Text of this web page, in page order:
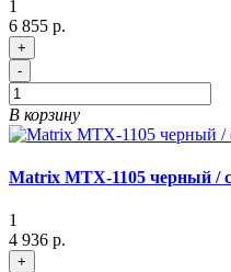
1
6 855 р.
+
-
В корзину
Matrix MTX-1105 черный /
1
4 936 р.
+